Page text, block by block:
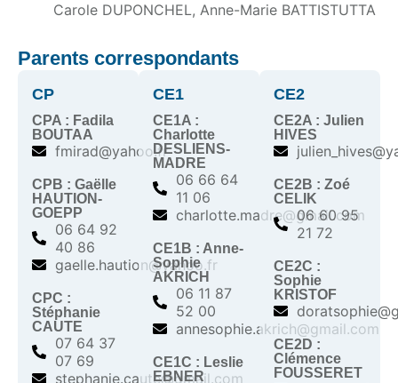
Carole DUPONCHEL, Anne-Marie BATTISTUTTA
Parents correspondants
CP
CPA : Fadila
BOUTAA
fmirad@yahoo.fr
CPB : Gaëlle
HAUTION-
GOEPP
06 64 92
40 86
gaelle.haution@yahoo.fr
CPC :
Stéphanie
CAUTE
07 64 37
07 69
stephanie.caute@gmail.com
CE1
CE1A :
Charlotte
DESLIENS-
MADRE
06 66 64
11 06
charlotte.madre@gmail.com
CE1B : Anne-
Sophie
AKRICH
06 11 87
52 00
annesophie.akrich@gmail.com
CE1C : Leslie
EBNER
CE2
CE2A : Julien
HIVES
CE2B : Zoé
CELIK
06 60 95
21 72
CE2C :
Sophie
KRISTOF
CE2D :
Clémence
FOUSSERET